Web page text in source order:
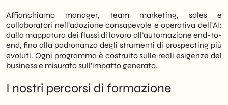
Affianchiamo manager, team marketing, sales e
collaboratori nell’adozione consapevole e operativa dell’AI:
dalla mappatura dei flussi di lavoro all’automazione end-to-
end, fino alla padronanza degli strumenti di prospecting più
evoluti. Ogni programma è costruito sulle reali esigenze del
business e misurato sull’impatto generato.
I nostri percorsi di formazione